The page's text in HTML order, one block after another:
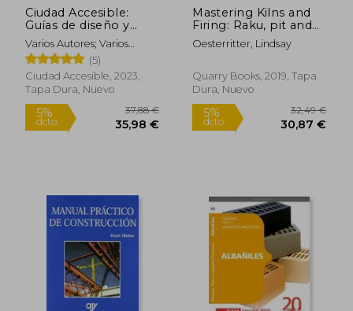
5%
Ciudad Accesible:
Guías de diseño y
accesibilidad universal
Varios Autores; Varios
Autores
(5)
Ciudad Accesible, 2023,
Tapa Dura, Nuevo
Mastering Kilns and
Firing: Raku, pit and
Barrel, Wood Firing,
and More (en Inglés)
Oesterritter, Lindsay
Quarry Books, 2019, Tapa
Dura, Nuevo